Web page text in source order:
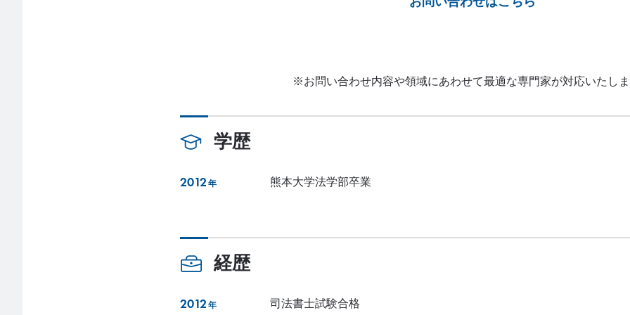
※お問い合わせ内容や領域にあわせて最適な専門家が対応いたし
学歴
2012 年 熊本大学法学部卒業
経歴
2012 年 司法書士試験合格